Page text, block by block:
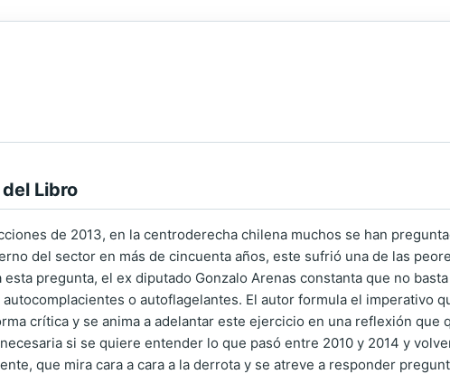
Libro
de 2013, en la centroderecha chilena muchos se han
del sector en más de cincuenta años, este sufrió una de las
esta pregunta, el ex diputado Gonzalo Arenas constanta que no
o autoflagelantes. El autor formula el imperativo
crítica y se anima a adelantar este ejercicio en una reflexión
si se quiere entender lo que pasó entre 2010 y 2014 y
que mira cara a cara a la derrota y se atreve a responder